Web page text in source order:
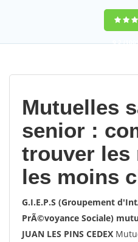
9,2
Mutuelles
senior :
trouver les
les moins
G.I.E.P.S (Groupement
PrÃ©voyance Sociale)
JUAN LES PINS CEDEX